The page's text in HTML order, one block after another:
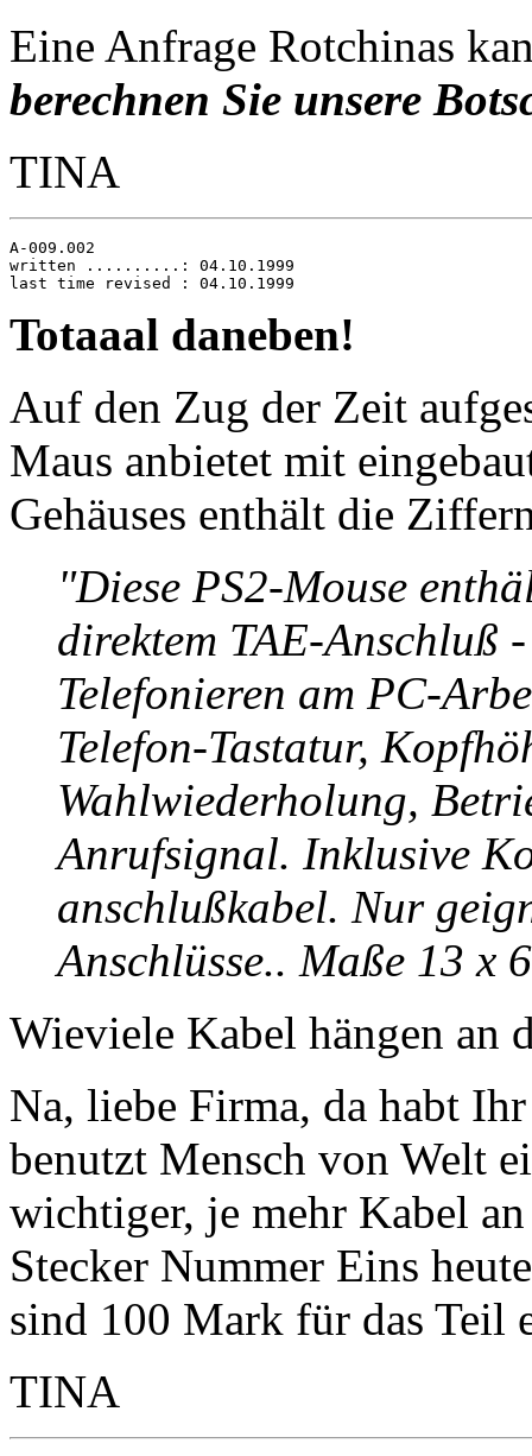
Eine Anfrage Rotchinas
berechnen Sie unsere
TINA
A-009.002
written ..........: 04.10.1999
Totaaal daneben!
Auf den Zug der Zeit
Maus anbietet mit
Gehäuses enthält die
"Diese PS2-Mouse
direktem TAE-Anschluß
Telefonieren am PC-
Telefon-Tastatur,
Wahlwiederholung,
Anrufsignal. Inklusive
anschlußkabel. Nur
Anschlüsse.. Maße 13 x
Wieviele Kabel hängen an
Na, liebe Firma, da habt
benutzt Mensch von Welt
wichtiger, je mehr Kabel
Stecker Nummer Eins
sind 100 Mark für das Teil
TINA